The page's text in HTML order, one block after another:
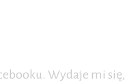
Wydaje mi się,